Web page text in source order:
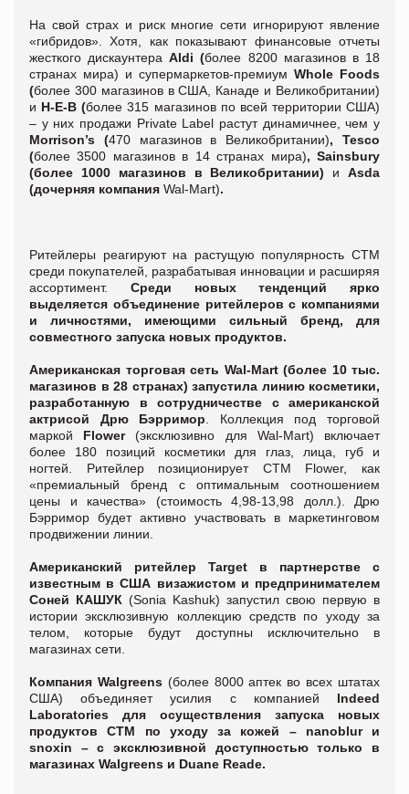
На свой страх и риск многие сети игнорируют явление
«гибридов». Хотя, как показывают финансовые отчеты
жесткого дискаунтераAldi (более 8200 магазинов в 18
странах мира) и супермаркетов-премиум Whole Foods
(более 300 магазинов в США, Канаде и Великобритании)
и H-E-B (более 315 магазинов по всей территории США)
– у них продажи Private Label растут динамичнее, чем у
Morrison’s (470 магазинов в Великобритании), Tesco
(более 3500 магазинов в 14 странах мира), Sainsbury
(более 1000 магазинов в Великобритании) иAsda
(дочерняя компания Wal-Mart).
Ритейлеры реагируют на растущую популярность СТМ
среди покупателей, разрабатывая инновации и расширяя
ассортимент. Среди новых тенденций ярко
выделяется объединение ритейлеров с компаниями
и личностями, имеющими сильный бренд, для
совместного запуска новых продуктов.
Американская торговая сеть Wal-Mart (более 10 тыс.
магазинов в 28 странах) запустила линию косметики,
разработанную в сотрудничестве с американской
актрисой Дрю Бэрримор . Коллекция под торговой
маркой Flower(эксклюзивно для Wal-Mart) включает
более 180 позиций косметики для глаз, лица, губ и
ногтей. Ритейлер позиционирует СТМ Flower, как
«премиальный бренд с оптимальным соотношением
цены и качества» (стоимость 4,98-13,98 долл.). Дрю
Бэрримор будет активно участвовать в маркетинговом
продвижении линии.
Американский ритейлер Target в партнерстве с
известным в США визажистом и предпринимателем
Соней КАШУК (Sonia Kashuk) запустил свою первую в
истории эксклюзивную коллекцию средств по уходу за
телом, которые будут доступны исключительно в
магазинах сети.
Компания Walgreens(более 8000 аптек во всех штатах
США) объединяет усилия с компанией Indeed
Laboratories для осуществления запуска новых
продуктов СТМ по уходу за кожей – nanoblurи
snoxin – с эксклюзивной доступностью только в
магазинах Walgreens и Duane Reade.